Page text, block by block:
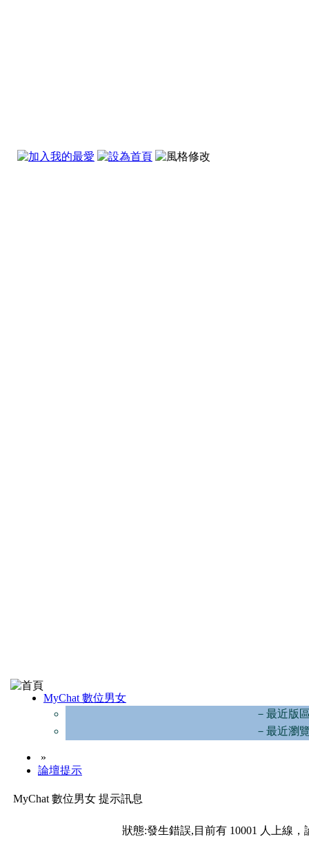
MyChat 數位男女
－最近版
－最近瀏
»
論壇提示
MyChat 數位男女 提示訊息
狀態:發生錯誤,目前有 10001 人上線